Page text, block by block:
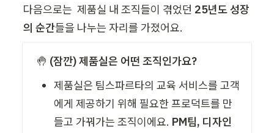
다음으로는  제품실 내 조직들이 겪었던 25년도 성장
의 순간들을 나누는 자리를 가졌어요.
🤚 (잠깐) 제품실은 어떤 조직인가요?
제품실은 팀스파르타의 교육 서비스를 고객
에게 제공하기 위해 필요한 프로덕트를 만
들고 가꿔가는 조직이에요. PM팀, 디자인